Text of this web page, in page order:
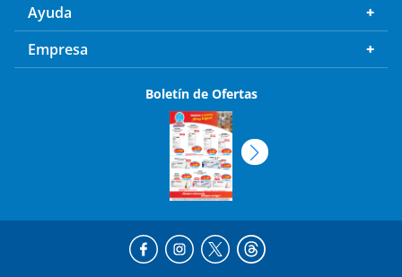
Ayuda
Empresa
Boletín de Ofertas